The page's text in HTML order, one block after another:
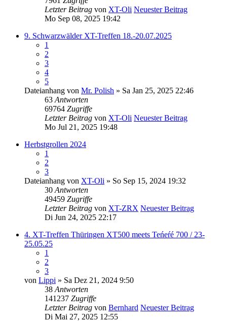
Letzter Beitrag von XT-Oli Neuester Beitrag
Mo Sep 08, 2025 19:42
9. Schwarzwälder XT-Treffen 18.-20.07.2025
1
2
3
4
5
Dateianhang von Mr. Polish » Sa Jan 25, 2025 22:46
63 Antworten
69764 Zugriffe
Letzter Beitrag von XT-Oli Neuester Beitrag
Mo Jul 21, 2025 19:48
Herbstgrollen 2024
1
2
3
Dateianhang von XT-Oli » So Sep 15, 2024 19:32
30 Antworten
49459 Zugriffe
Letzter Beitrag von XT-ZRX Neuester Beitrag
Di Jun 24, 2025 22:17
4. XT-Treffen Thüringen XT500 meets Teńeŕé 700 / 23-
25.05.25
1
2
3
von Lippi » Sa Dez 21, 2024 9:50
38 Antworten
141237 Zugriffe
Letzter Beitrag von Bernhard Neuester Beitrag
Di Mai 27, 2025 12:55